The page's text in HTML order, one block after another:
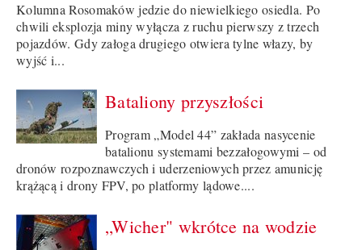
Kolumna Rosomaków jedzie do niewielkiego osiedla. Po
chwili eksplozja miny wyłącza z ruchu pierwszy z trzech
pojazdów. Gdy załoga drugiego otwiera tylne włazy, by
wyjść i...
Bataliony przyszłości
Program „Model 44” zakłada nasycenie
batalionu systemami bezzałogowymi – od
dronów rozpoznawczych i uderzeniowych przez amunicję
krążącą i drony FPV, po platformy lądowe....
„Wicher" wkrótce na wodzie